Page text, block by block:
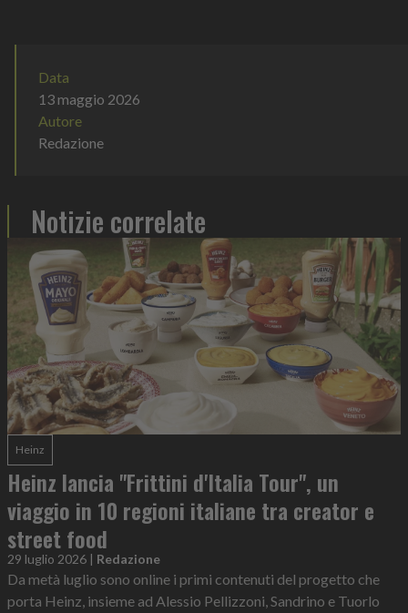
Data
13 maggio 2026
Autore
Redazione
Notizie correlate
Heinz
Heinz lancia "Frittini d'Italia Tour", un
viaggio in 10 regioni italiane tra creator e
street food
29 luglio 2026 | Redazione
Da metà luglio sono online i primi contenuti del progetto che
porta Heinz, insieme ad Alessio Pellizzoni, Sandrino e Tuorlo